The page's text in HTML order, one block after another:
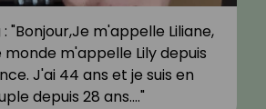
: "Bonjour,Je m'appelle Liliane,
m'appelle Lily depuis
J'ai 44 ans et je suis en
depuis 28 ans.…"